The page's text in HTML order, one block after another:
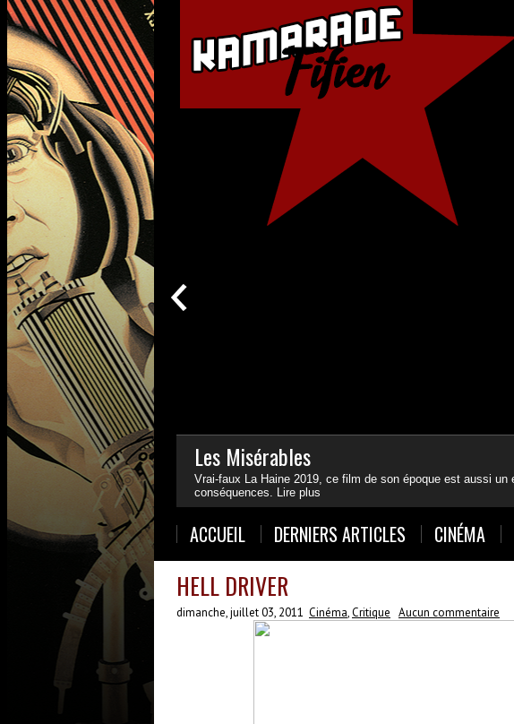
Les Misérables
Vrai-faux La Haine 2019, ce film de son époque est aussi
conséquences. Lire plus
1 2
ACCUEIL DERNIERS ARTICLES CINÉMA
HELL DRIVER
dimanche, juillet 03, 2011 Cinéma,Critique Aucun commentaire